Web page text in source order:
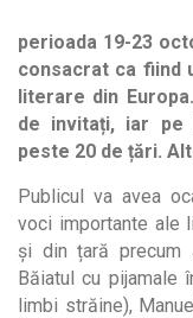
perioada 19-23
consacrat ca fiind
literare din
de invitați, iar pe
peste 20 de țări.
Publicul va avea
voci importante ale
și din țară precum
Băiatul cu pijamale
limbi străine),